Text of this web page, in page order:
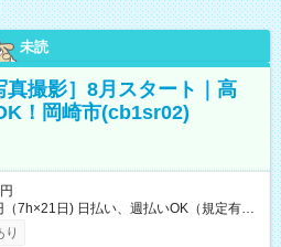
未読
真撮影］8月スタート｜高
！岡崎市(cb1sr02)
、週払いOK（規定有
用期間なし
り